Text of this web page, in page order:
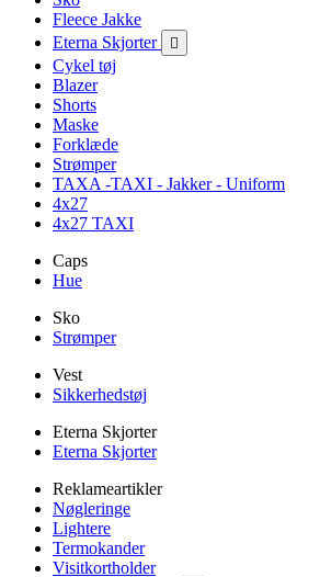
Fleece Jakke
Eterna Skjorter

Cykel tøj
Blazer
Shorts
Maske
Forklæde
Strømper
TAXA -TAXI - Jakker - Uniform
4x27
4x27 TAXI
Caps
Hue
Sko
Strømper
Vest
Sikkerhedstøj
Eterna Skjorter
Eterna Skjorter
Reklameartikler
Nøgleringe
Lightere
Termokander
Visitkortholder